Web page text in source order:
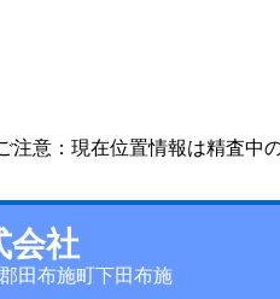
注意：現在位置情報は精査中
会社
田布施町下田布施